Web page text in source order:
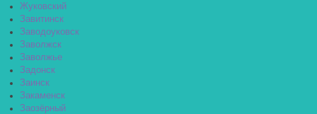
Жуковский
Завитинск
Заводоуковск
Заволжск
Заволжье
Задонск
Заинск
Закаменск
Заозёрный